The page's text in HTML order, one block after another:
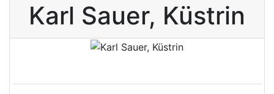
Karl Sauer, Küstrin